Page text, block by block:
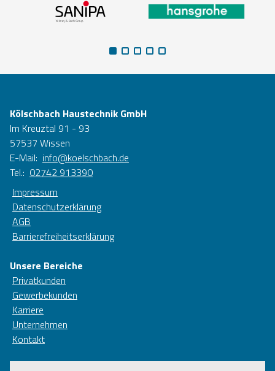
Kölschbach Haustechnik GmbH
Im Kreuztal 91 - 93
57537 Wissen
E-Mail: info@koelschbach.de
Tel.: 02742 913390
Impressum
Datenschutzerklärung
AGB
Barrierefreiheitserklärung
Unsere Bereiche
Privatkunden
Gewerbekunden
Karriere
Unternehmen
Kontakt